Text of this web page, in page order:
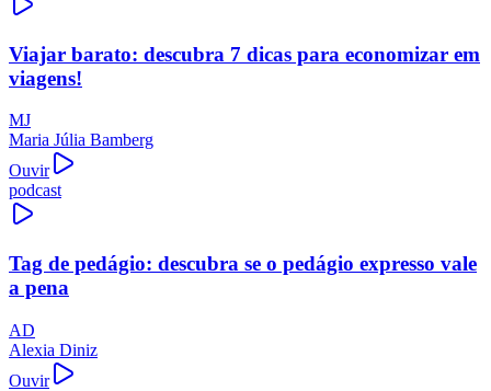
Viajar barato: descubra 7 dicas para economizar em
viagens!
MJ
Maria Júlia Bamberg
Ouvir
podcast
Tag de pedágio: descubra se o pedágio expresso vale
a pena
AD
Alexia Diniz
Ouvir